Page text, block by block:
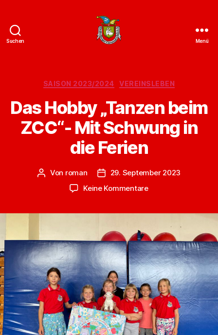
Suchen Menü
Kategorien
SAISON 2023/2024 VEREINSLEBEN
Das Hobby „Tanzen beim
ZCC“- Mit Schwung in
die Ferien
Beitragsautor
Von roman Veröffentlichungsdatum
29. September 2023
Keine Kommentarezu
beim
ZCC“-
Mit
Schwung
in
die
Ferien